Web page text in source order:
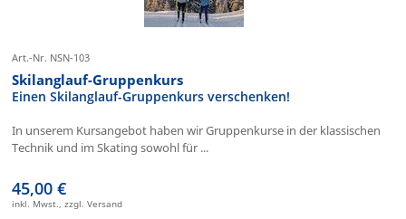
Art.-Nr. NSN-103
Skilanglauf-Gruppenkurs
Einen Skilanglauf-Gruppenkurs verschenken!
In unserem Kursangebot haben wir Gruppenkurse in der klassischen
Technik und im Skating sowohl für ...
45,00 €
inkl. Mwst., zzgl. Versand